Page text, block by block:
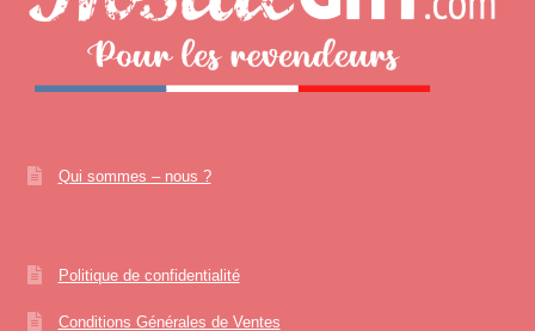
Qui sommes – nous ?
Politique de confidentialité
Conditions Générales de Ventes